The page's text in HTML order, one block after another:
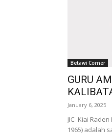
Betawi Corner
GURU
January 6, 2025
JIC- Kiai
1965) adalah